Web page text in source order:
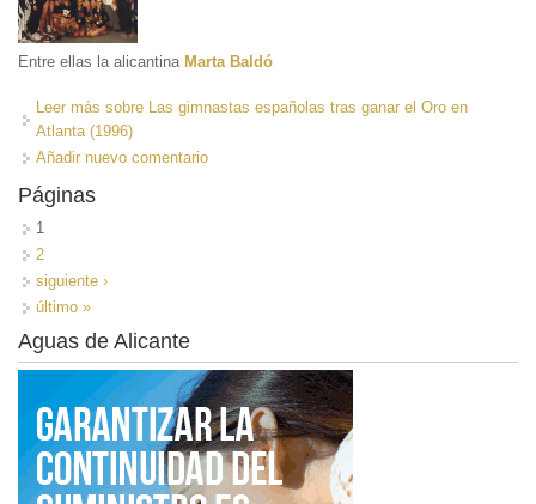
Entre ellas la alicantina Marta Baldó
Leer más sobre Las gimnastas españolas tras ganar el Oro en
Atlanta (1996)
Añadir nuevo comentario
Páginas
1
2
siguiente ›
último »
Aguas de Alicante